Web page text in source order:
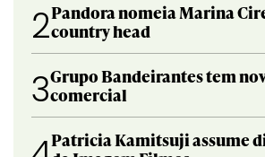
2Pandora nomeia Marina
country head
3Grupo Bandeirantes tem
comercial
Patricia Kamitsuji assume